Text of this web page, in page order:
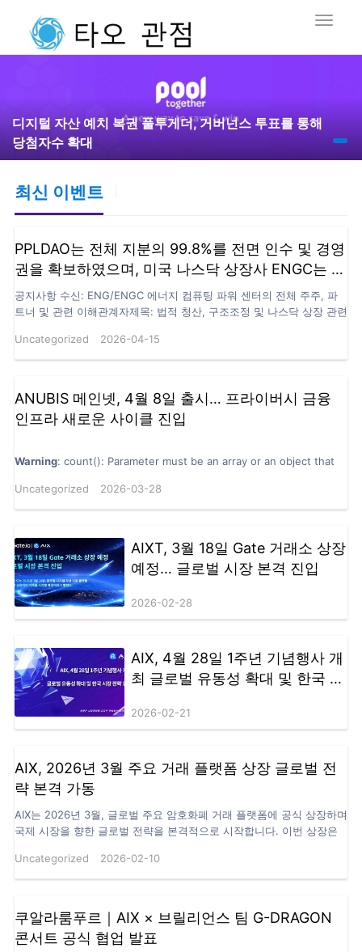
디지털 자산 예치 복권 풀투게더, 거버넌스 투표를 통해
당첨자수 확대
최신 이벤트
PPLDAO는 전체 지분의 99.8%를 전면 인수 및 경영
권을 확보하였으며, 미국 나스닥 상장사 ENGC는 법
적 책임 이전을 통해 PPLDAO HOLDING GROUP
LIMITED로 이전되었습니다.
공지사항 수신: ENG/ENGC 에너지 컴퓨팅 파워 센터의 전체 주주, 파
트너 및 관련 이해관계자제목: 법적 청산, 구조조정 및 나스닥 상장 관련
LLP(이하 “본 로펌”)이 관련 당사자의 위임을 받아, ENG/ENGC 에너지
컴퓨팅 파워 센터(이하 “ENG” 또는 “ENGC”)의 법적 청산 및 이후 구조
에 따르면, ENG/ENGC 관련 상장 법인은 관련 법령에 따라 이미 청산
절차에 들어갔습니다. 관련 법규에 따라, 본 청산에는 12개월의 법정 관
찰 기간이 적용됩니다. 이 기간 동안 권리자가 이의를 제기하거나 권리
진행 및 완료됩니다. 자산 및 지분 이전 청산 절차가 법적으로…
Uncategorized 2026-04-15
ANUBIS 메인넷, 4월 8일 출시… 프라이버시 금융
인프라 새로운 사이클 진입
Warning: count(): Parameter must be an array or an object that
/www/wwwroot/cointelegrath.com/wp-includes/formatting.php
on line3388
Uncategorized 2026-03-28
AIXT, 3월 18일 Gate 거래소 상장
예정… 글로벌 시장 본격 진입
2026-02-28
AIX, 4월 28일 1주년 기념행사 개
최 글로벌 유동성 확대 및 한국 시
2026-02-21
AIX, 2026년 3월 주요 거래 플랫폼 상장 글로벌 전
략 본격 가동
AIX는 2026년 3월, 글로벌 주요 암호화폐 거래 플랫폼에 공식 상장하며
국제 시장을 향한 글로벌 전략을 본격적으로 시작합니다. 이번 상장은
고국제 무대에서의 전략적 포지션을 본격적으로 구축하는중요한 전환
점이 될 것입니다.이를 통해 AIX는 세계 수준의 유동성 환경 속에서전
니다. AIX 생태계 확장, 세 가지 핵심 방향 1. 커뮤니티 신뢰 강화 및 토
큰 유동성 확대토큰 구조를 지속적으로 고도화하고 시장 유동성을 강화
하여,AIXT가 다양한 거래 환경에서도안정적으로 작동할 수 있는 기반을
Uncategorized 2026-02-10
쿠알라룸푸르｜AIX × 브릴리언스 팀 G-DRAGON
콘서트 공식 협업 발표